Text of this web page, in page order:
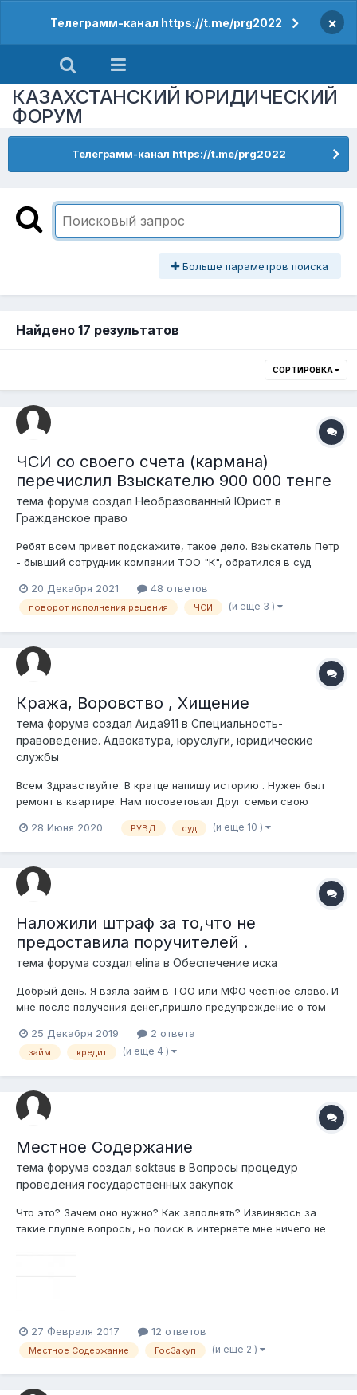
Телеграмм-канал https://t.me/prg2022 ×
КАЗАХСТАНСКИЙ ЮРИДИЧЕСКИЙ
ФОРУМ
Телеграмм-канал https://t.me/prg2022
Больше параметров поиска
Найдено 17 результатов
СОРТИРОВКА
ЧСИ со своего счета (кармана)
перечислил Взыскателю 900 000 тенге
тема форума создал Необразованный Юрист в
Гражданское право
Ребят всем привет подскажите, такое дело. Взыскатель Петр
- бывший сотрудник компании ТОО "К", обратился в суд
платежей к ТОО "К". Суд первой инстанции удовлетворил с
ТОО "К" в пользу Взыскателя Петра устанавливает сумму
20 Декабря 2021 48 ответов
поворот исполнения решения ЧСИ (и еще 3 )
Кража, Воровство , Хищение
тема форума создал Аида911 в Специальность-
правоведение. Адвокатура, юруслуги, юридические
службы
Всем Здравствуйте. В кратце напишу историю . Нужен был
ремонт в квартире. Нам посоветовал Друг семьи свою
Привел ее 2 ЯНВАРЯ, что бы познакомиться. Познакомились,
к работе. Далее работает кром...
28 Июня 2020 РУВД суд (и еще 10 )
Наложили штраф за то,что не
предоставила поручителей .
тема форума создал elina в Обеспечение иска
Добрый день. Я взяла займ в ТОО или МФО честное слово. И
мне после получения денег,пришло предупреждение о том
поручителей. Я сразу же погасила займ , со всеми
комиссиями оплаты,хотя она ранее не была указана. Вместо
25 Декабря 2019 2 ответа
займ кредит (и еще 4 )
Местное Содержание
тема форума создал soktaus в Вопросы процедур
проведения государственных закупок
Что это? Зачем оно нужно? Как заполнять? Извиняюсь за
такие глупые вопросы, но поиск в интернете мне ничего не
27 Февраля 2017 12 ответов
Местное Содержание ГосЗакуп (и еще 2 )